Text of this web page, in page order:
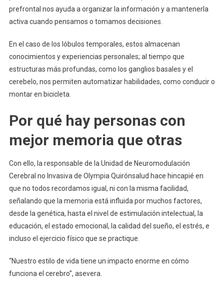
prefrontal nos ayuda a organizar la información y a mantenerla
activa cuando pensamos o tomamos decisiones.
En el caso de los lóbulos temporales, estos almacenan
conocimientos y experiencias personales; al tiempo que
estructuras más profundas, como los ganglios basales y el
cerebelo, nos permiten automatizar habilidades, como conducir o
montar en bicicleta.
Por qué hay personas con
mejor memoria que otras
Con ello, la responsable de la Unidad de Neuromodulación
Cerebral no Invasiva de Olympia Quirónsalud hace hincapié en
que no todos recordamos igual, ni con la misma facilidad,
señalando que la memoria está influida por muchos factores,
desde la genética, hasta el nivel de estimulación intelectual, la
educación, el estado emocional, la calidad del sueño, el estrés, e
incluso el ejercicio físico que se practique.
“Nuestro estilo de vida tiene un impacto enorme en cómo
funciona el cerebro”, asevera.